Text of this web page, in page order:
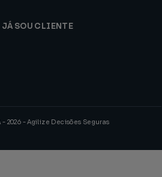
JÁ SOU CLIENTE
- 2026 - Agilize Decisões Seguras